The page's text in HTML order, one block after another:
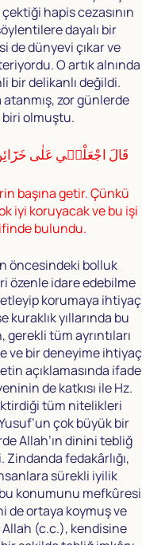
hapis cezasının
dayalı bir
de dünyevi çıkar ve
O artık alnında
bir delikanlı değildi.
zor günlerde
biri olmuştu.
قَالَ اجْعَلْنٖي عَلٰى
başına getir. Çünkü
iyi koruyacak ve bu işi
bulundu.
öncesindeki bolluk
özenle idare edebilme
korumaya ihtiyaç
kuraklık yıllarında bu
tüm ayrıntıları
ve bir deneyime ihtiyaç
açıklamasında ifade
de katkısı ile Hz.
tüm nitelikleri
çok büyük bir
Allah’ın dinini tebliğ
fedakârlığı,
sürekli iyilik
konumunu mefkûresi
de ortaya koymuş ve
(c.c.), kendisine